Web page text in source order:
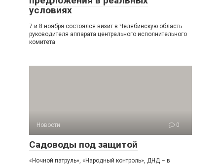
условиях
7 и 8 ноября состоялся визит в Челябинскую область
руководителя аппарата центрального исполнительного
комитета
Новости 0
Садоводы под защитой
«Ночной патруль», «Народный контроль», ДНД – в